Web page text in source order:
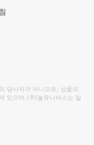
당사자가 아니므로, 상품의
있으며 (주)놀유니버스는 일